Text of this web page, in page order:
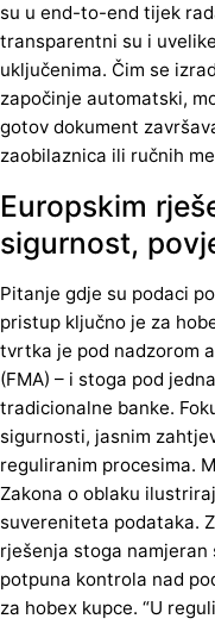
su u end-to-end tijek
transparentni su i
uključenima. Čim se
započinje automatski,
gotov dokument
zaobilaznica ili ručnih
Europskim
sigurnost,
Pitanje gdje su podaci
pristup ključno je za
tvrtka je pod nadzorom
(FMA) – i stoga pod
tradicionalne banke.
sigurnosti, jasnim
reguliranim procesima.
Zakona o oblaku
suvereniteta podataka.
rješenja stoga
potpuna kontrola nad
za hobex kupce. “U